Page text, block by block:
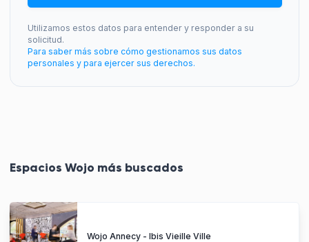
Utilizamos estos datos para entender y responder a su
solicitud.
Para saber más sobre cómo gestionamos sus datos
personales y para ejercer sus derechos.
Espacios Wojo más buscados
Wojo Annecy - Ibis Vieille Ville